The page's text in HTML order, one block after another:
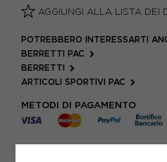
AGGIUNGI ALLA LISTA DEI
POTREBBERO INTERESSARTI
BERRETTI PAC
BERRETTI
ARTICOLI SPORTIVI PAC
METODI DI PAGAMENTO